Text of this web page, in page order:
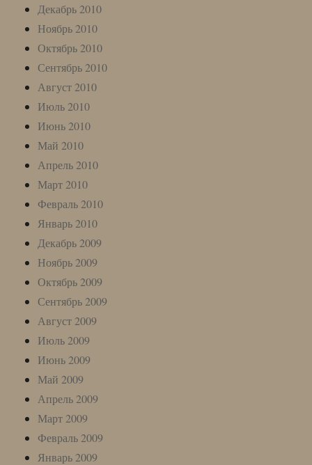
Декабрь 2010
Ноябрь 2010
Октябрь 2010
Сентябрь 2010
Август 2010
Июль 2010
Июнь 2010
Май 2010
Апрель 2010
Март 2010
Февраль 2010
Январь 2010
Декабрь 2009
Ноябрь 2009
Октябрь 2009
Сентябрь 2009
Август 2009
Июль 2009
Июнь 2009
Май 2009
Апрель 2009
Март 2009
Февраль 2009
Январь 2009